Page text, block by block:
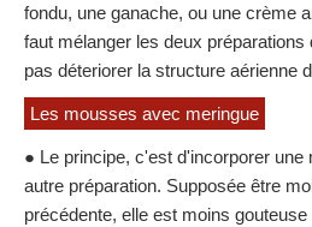
fondu, une ganache, ou une crème
faut mélanger les deux préparations
pas déteriorer la structure aérienne
Les mousses avec meringue
● Le principe, c'est d'incorporer une
autre préparation. Supposée être
précédente, elle est moins